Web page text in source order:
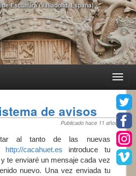
Escultura (Valladolid, España)
Toggle
de avisos
Publicado hace 11 años
al tanto de las nuevas
http://cacahuet.es introduce tu
te enviaré un mensaje cada vez
nuevo. Una vez enviada tu